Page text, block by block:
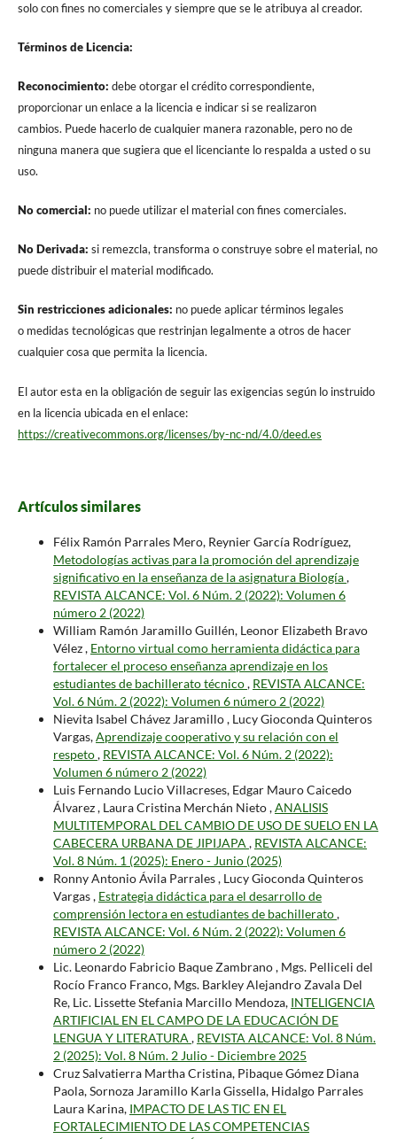
solo con fines no comerciales y siempre que se le atribuya al creador.
Términos de Licencia:
Reconocimiento: debe otorgar el crédito correspondiente,
proporcionar un enlace a la licencia e indicar si se realizaron
cambios. Puede hacerlo de cualquier manera razonable, pero no de
ninguna manera que sugiera que el licenciante lo respalda a usted o su
uso.
No comercial: no puede utilizar el material con fines comerciales.
No Derivada: si remezcla, transforma o construye sobre el material, no
puede distribuir el material modificado.
Sin restricciones adicionales: no puede aplicar términos legales
o medidas tecnológicas que restrinjan legalmente a otros de hacer
cualquier cosa que permita la licencia.
El autor esta en la obligación de seguir las exigencias según lo instruido
en la licencia ubicada en el enlace:
https://creativecommons.org/licenses/by-nc-nd/4.0/deed.es
Artículos similares
Félix Ramón Parrales Mero, Reynier García Rodríguez,
Metodologías activas para la promoción del aprendizaje
significativo en la enseñanza de la asignatura Biología,
REVISTA ALCANCE: Vol. 6 Núm. 2 (2022): Volumen 6
número 2 (2022)
William Ramón Jaramillo Guillén, Leonor Elizabeth Bravo
Vélez , Entorno virtual como herramienta didáctica para
fortalecer el proceso enseñanza aprendizaje en los
estudiantes de bachillerato técnico, REVISTA ALCANCE:
Vol. 6 Núm. 2 (2022): Volumen 6 número 2 (2022)
Nievita Isabel Chávez Jaramillo , Lucy Gioconda Quinteros
Vargas,Aprendizaje cooperativo y su relación con el
respeto, REVISTA ALCANCE: Vol. 6 Núm. 2 (2022):
Volumen 6 número 2 (2022)
Luis Fernando Lucio Villacreses, Edgar Mauro Caicedo
Álvarez , Laura Cristina Merchán Nieto ,ANALISIS
MULTITEMPORAL DEL CAMBIO DE USO DE SUELO EN LA
CABECERA URBANA DE JIPIJAPA , REVISTA ALCANCE:
Vol. 8 Núm. 1 (2025): Enero - Junio (2025)
Ronny Antonio Ávila Parrales , Lucy Gioconda Quinteros
Vargas , Estrategia didáctica para el desarrollo de
comprensión lectora en estudiantes de bachillerato,
REVISTA ALCANCE: Vol. 6 Núm. 2 (2022): Volumen 6
número 2 (2022)
Lic. Leonardo Fabricio Baque Zambrano , Mgs. Pelliceli del
Rocío Franco Franco, Mgs. Barkley Alejandro Zavala Del
Re, Lic. Lissette Stefania Marcillo Mendoza, INTELIGENCIA
ARTIFICIAL EN EL CAMPO DE LA EDUCACIÓN DE
LENGUA Y LITERATURA , REVISTA ALCANCE: Vol. 8 Núm.
2 (2025): Vol. 8 Núm. 2 Julio - Diciembre 2025
Cruz Salvatierra Martha Cristina, Pibaque Gómez Diana
Paola, Sornoza Jaramillo Karla Gissella, Hidalgo Parrales
Laura Karina, IMPACTO DE LAS TIC EN EL
FORTALECIMIENTO DE LAS COMPETENCIAS